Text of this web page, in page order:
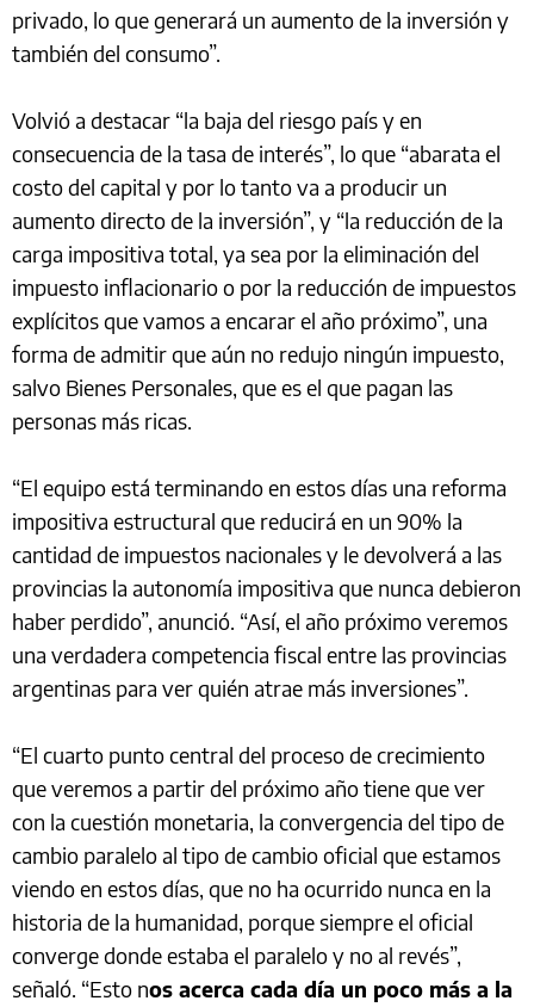
privado, lo que generará un aumento de la inversión y
también del consumo”.
Volvió a destacar “la baja del riesgo país y en
consecuencia de la tasa de interés”, lo que “abarata el
costo del capital y por lo tanto va a producir un
aumento directo de la inversión”, y “la reducción de la
carga impositiva total, ya sea por la eliminación del
impuesto inflacionario o por la reducción de impuestos
explícitos que vamos a encarar el año próximo”, una
forma de admitir que aún no redujo ningún impuesto,
salvo Bienes Personales, que es el que pagan las
personas más ricas.
“El equipo está terminando en estos días una reforma
impositiva estructural que reducirá en un 90% la
cantidad de impuestos nacionales y le devolverá a las
provincias la autonomía impositiva que nunca debieron
haber perdido”, anunció. “Así, el año próximo veremos
una verdadera competencia fiscal entre las provincias
argentinas para ver quién atrae más inversiones”.
“El cuarto punto central del proceso de crecimiento
que veremos a partir del próximo año tiene que ver
con la cuestión monetaria, la convergencia del tipo de
cambio paralelo al tipo de cambio oficial que estamos
viendo en estos días, que no ha ocurrido nunca en la
historia de la humanidad, porque siempre el oficial
converge donde estaba el paralelo y no al revés”,
señaló. “Esto nos acerca cada día un poco más a la